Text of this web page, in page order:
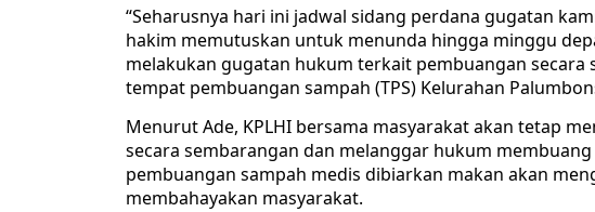
“Seharusnya hari ini jadwal sidang perdana gugatan
hakim memutuskan untuk menunda hingga minggu
melakukan gugatan hukum terkait pembuangan
tempat pembuangan sampah (TPS) Kelurahan
Menurut Ade, KPLHI bersama masyarakat akan tetap
secara sembarangan dan melanggar hukum
pembuangan sampah medis dibiarkan makan akan
membahayakan masyarakat.